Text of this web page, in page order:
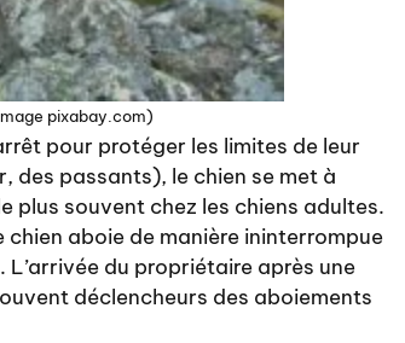
pixabay.com)
pour protéger les limites de leur
des passants), le chien se met à
plus souvent chez les chiens adultes.
chien aboie de manière ininterrompue
du propriétaire après une
déclencheurs des aboiements